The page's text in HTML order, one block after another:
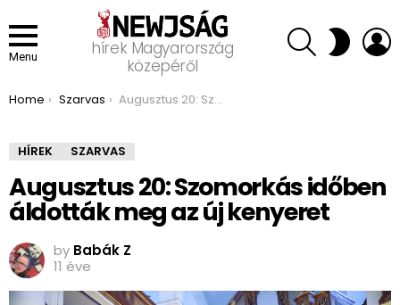
Menu
hírek Magyarország
közepéről
SEARCH SWITCH
SKIN
You are here:
Home Szarvas Augusztus 20: Szomorkás időben áldották meg az új kenyeret
HÍREK SZARVAS
Augusztus 20: Szomorkás időben
áldották meg az új kenyeret
by Babák Z
11 éve